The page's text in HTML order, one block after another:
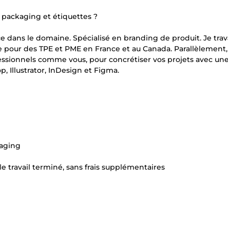
et étiquettes ?
dans le domaine. Spécialisé en branding de produit. Je
des TPE et PME en France et au Canada.
comme vous, pour concrétiser vos projets avec
Illustrator, InDesign et Figma.
travail terminé, sans frais supplémentaires